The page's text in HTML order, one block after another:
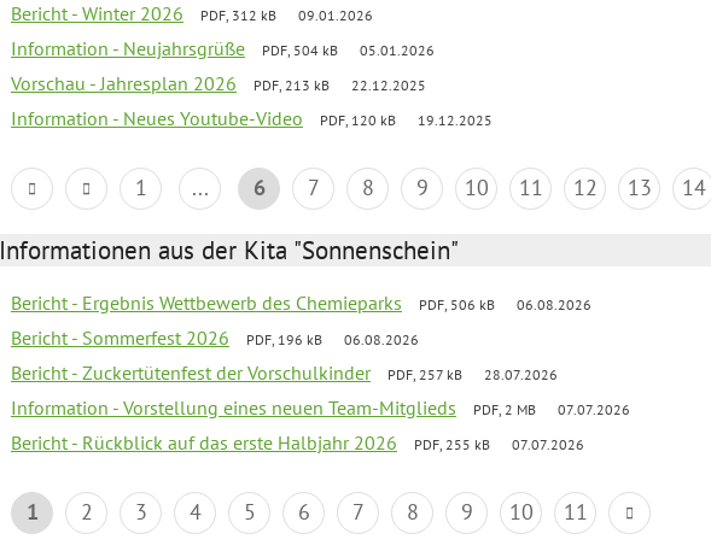
Bericht - Winter 2026 PDF, 312 kB 09.01.2026
Information - Neujahrsgrüße PDF, 504 kB 05.01.2026
Vorschau - Jahresplan 2026 PDF, 213 kB 22.12.2025
Information - Neues Youtube-Video PDF, 120 kB 19.12.2025
1 ... 6 7 8 9 10 11 12 13 14
Informationen aus der Kita "Sonnenschein"
Bericht - Ergebnis Wettbewerb des Chemieparks PDF, 506 kB 06.08.2026
Bericht - Sommerfest 2026 PDF, 196 kB 06.08.2026
Bericht - Zuckertütenfest der Vorschulkinder PDF, 257 kB 28.07.2026
Information - Vorstellung eines neuen Team-Mitglieds PDF, 2 MB 07.07.2026
Bericht - Rückblick auf das erste Halbjahr 2026 PDF, 255 kB 07.07.2026
1 2 3 4 5 6 7 8 9 10 11